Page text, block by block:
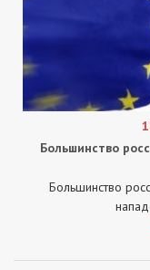
Большинство
Большинство